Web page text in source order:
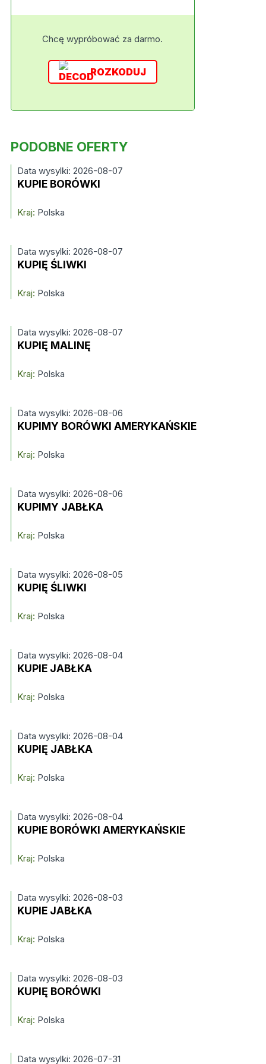
Chcę wypróbować za darmo.
ROZKODUJ
PODOBNE OFERTY
Data wysylki: 2026-08-07
KUPIE BORÓWKI
Kraj: Polska
Data wysylki: 2026-08-07
KUPIĘ ŚLIWKI
Kraj: Polska
Data wysylki: 2026-08-07
KUPIĘ MALINĘ
Kraj: Polska
Data wysylki: 2026-08-06
KUPIMY BORÓWKI AMERYKAŃSKIE
Kraj: Polska
Data wysylki: 2026-08-06
KUPIMY JABŁKA
Kraj: Polska
Data wysylki: 2026-08-05
KUPIĘ ŚLIWKI
Kraj: Polska
Data wysylki: 2026-08-04
KUPIE JABŁKA
Kraj: Polska
Data wysylki: 2026-08-04
KUPIĘ JABŁKA
Kraj: Polska
Data wysylki: 2026-08-04
KUPIE BORÓWKI AMERYKAŃSKIE
Kraj: Polska
Data wysylki: 2026-08-03
KUPIE JABŁKA
Kraj: Polska
Data wysylki: 2026-08-03
KUPIĘ BORÓWKI
Kraj: Polska
Data wysylki: 2026-07-31